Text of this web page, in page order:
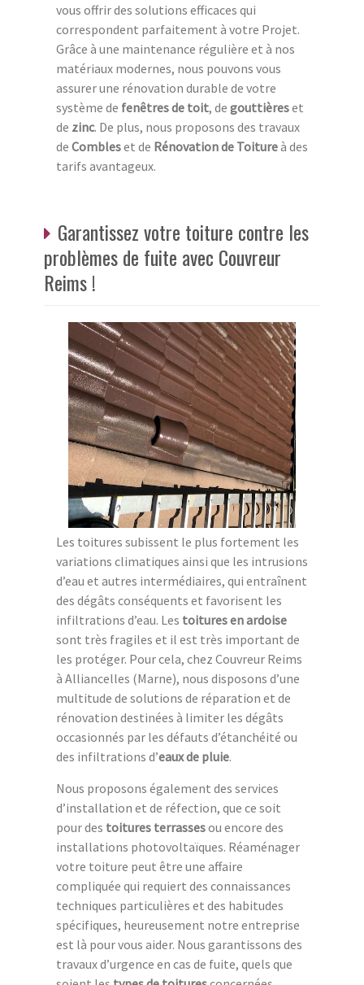
vous offrir des solutions efficaces qui
correspondent parfaitement à votre Projet.
Grâce à une maintenance régulière et à nos
matériaux modernes, nous pouvons vous
assurer une rénovation durable de votre
système de fenêtres de toit, de gouttièreset
de zinc. De plus, nous proposons des travaux
de Combleset de Rénovation de Toitureà des
tarifs avantageux.
Garantissez votre toiture contre les
problèmes de fuite avec Couvreur
Reims !
Les toitures subissent le plus fortement les
variations climatiques ainsi que les intrusions
d’eau et autres intermédiaires, qui entraînent
des dégâts conséquents et favorisent les
infiltrations d’eau. Les toitures en ardoise
sont très fragiles et il est très important de
les protéger. Pour cela, chez Couvreur Reims
à Alliancelles (Marne), nous disposons d’une
multitude de solutions de réparation et de
rénovation destinées à limiter les dégâts
occasionnés par les défauts d’étanchéité ou
des infiltrations d’eaux de pluie.
Nous proposons également des services
d’installation et de réfection, que ce soit
pour des toitures terrassesou encore des
installations photovoltaïques. Réaménager
votre toiture peut être une affaire
compliquée qui requiert des connaissances
techniques particulières et des habitudes
spécifiques, heureusement notre entreprise
est là pour vous aider. Nous garantissons des
travaux d’urgence en cas de fuite, quels que